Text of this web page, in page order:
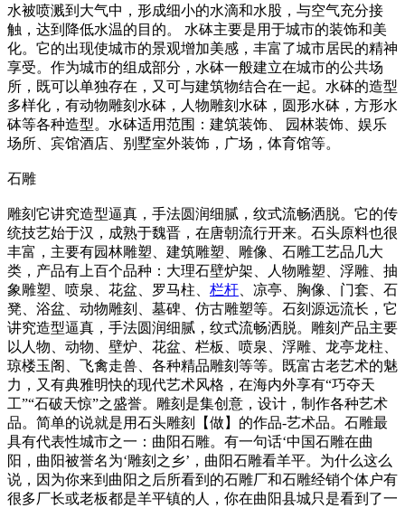
水被喷溅到大气中，形成细小的水滴和水股，与空气充分接
触，达到降低水温的目的。 水砵主要是用于城市的装饰和美
化。它的出现使城市的景观增加美感，丰富了城市居民的精神
享受。作为城市的组成部分，水砵一般建立在城市的公共场
所，既可以单独存在，又可与建筑物结合在一起。水砵的造型
多样化，有动物雕刻水砵，人物雕刻水砵，圆形水砵，方形水
砵等各种造型。水砵适用范围：建筑装饰、 园林装饰、娱乐
场所、宾馆酒店、别墅室外装饰，广场，体育馆等。
石雕
雕刻它讲究造型逼真，手法圆润细腻，纹式流畅洒脱。它的传
统技艺始于汉，成熟于魏晋，在唐朝流行开来。石头原料也很
丰富，主要有园林雕塑、建筑雕塑、雕像、石雕工艺品几大
类，产品有上百个品种：大理石壁炉架、人物雕塑、浮雕、抽
象雕塑、喷泉、花盆、罗马柱、 栏杆 、凉亭、胸像、门套、石
凳、浴盆、动物雕刻、墓碑、仿古雕塑等。石刻源远流长，它
讲究造型逼真，手法圆润细腻，纹式流畅洒脱。雕刻产品主要
以人物、动物、壁炉、花盆、栏板、喷泉、浮雕、龙亭龙柱、
琼楼玉阁、飞禽走兽、各种精品雕刻等等。既富古老艺术的魅
力，又有典雅明快的现代艺术风格，在海内外享有“巧夺天
工”“石破天惊”之盛誉。雕刻是集创意，设计，制作各种艺术
品。简单的说就是用石头雕刻【做】的作品-艺术品。石雕最
具有代表性城市之一：曲阳石雕。有一句话‘中国石雕在曲
阳，曲阳被誉名为‘雕刻之乡’，曲阳石雕看羊平。为什么这么
说，因为你来到曲阳之后所看到的石雕厂和石雕经销个体户有
很多厂长或老板都是羊平镇的人，你在曲阳县城只是看到了一